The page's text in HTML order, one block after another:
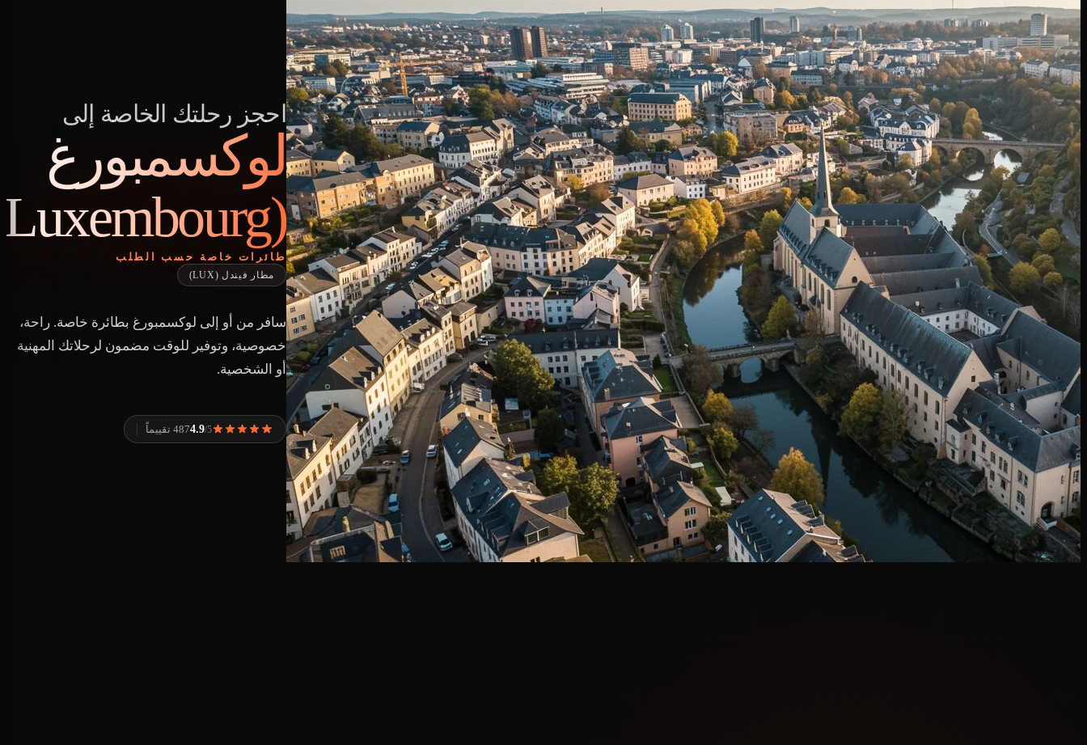
احجز رحلتك الخاصة إلى
لوكسمبورغ
(Luxembourg)
طائرات خاصة حسب الطلب
مطار فيندل (LUX)
سافر من أو إلى لوكسمبورغ بطائرة خاصة. راحة،
خصوصية، وتوفير للوقت مضمون لرحلاتك المهنية
أو الشخصية.
4.9/5 487 تقييماً